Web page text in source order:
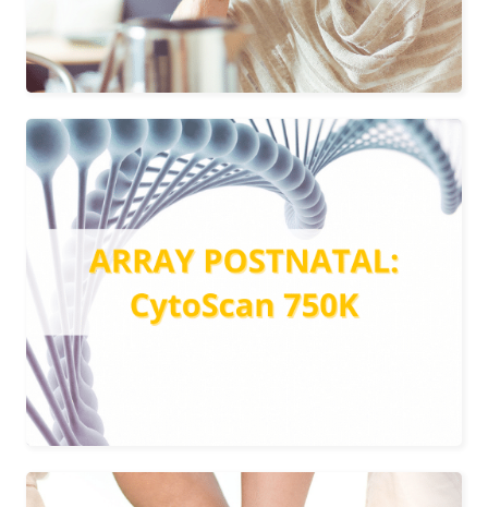
Más información
ARRAY POSTNATAL-
CytoScan 750K
Estudio para diagnosticar discapacidad
intelectual en la edad pediátrica
identificando así nuevos síndromes.